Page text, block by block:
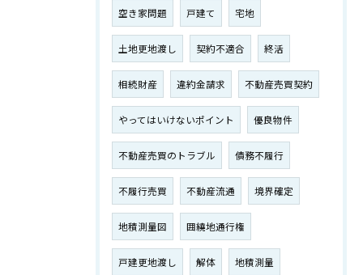
空き家問題 戸建て 宅地
土地更地渡し 契約不適合 終活
相続財産 違約金請求 不動産売買契約
やってはいけないポイント 優良物件
不動産売買のトラブル 債務不履行
不履行売買 不動産流通 境界確定
地積測量図 囲繞地通行権
戸建更地渡し 解体 地積測量